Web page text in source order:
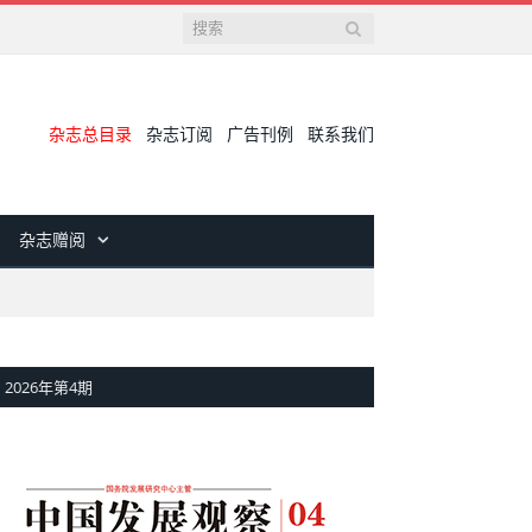
杂志总目录 杂志订阅 广告刊例 联系我们
杂志赠阅
2026年第4期